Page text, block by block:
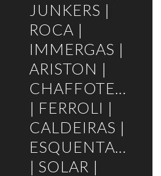
JUNKERS |
ROCA |
IMMERGAS |
ARISTON |
CHAFFOTEAUX
| FERROLI |
CALDEIRAS |
ESQUENTADORES
| SOLAR |